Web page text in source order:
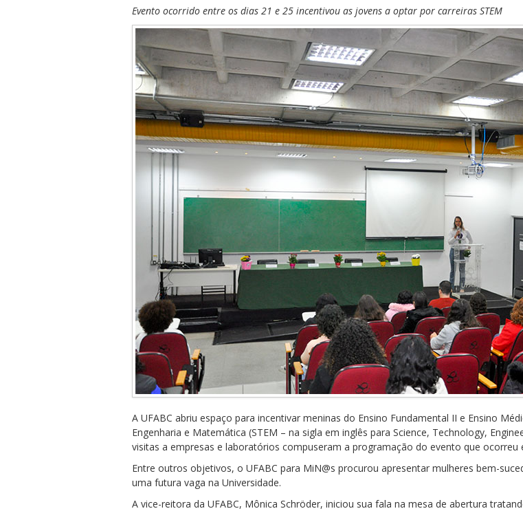
Evento ocorrido entre os dias 21 e 25 incentivou as jovens a optar por carreiras STEM
A UFABC abriu espaço para incentivar meninas do Ensino Fundamental II e Ensino
Engenharia e Matemática (STEM – na sigla em inglês para Science, Technology,
visitas a empresas e laboratórios compuseram a programação do evento que ocorreu
Entre outros objetivos, o UFABC para MiN@s procurou apresentar mulheres bem-
uma futura vaga na Universidade.
A vice-reitora da UFABC, Mônica Schröder, iniciou sua fala na mesa de abertura